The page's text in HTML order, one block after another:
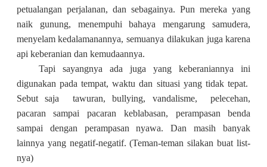
petualangan perjalanan, dan sebagainya. Pun mereka yang
naik gunung, menempuhi bahaya mengarung samudera,
menyelam kedalamanannya, semuanya dilakukan juga karena
api keberanian dan kemudaannya.
Tapi sayangnya ada juga yang keberaniannya ini
digunakan pada tempat, waktu dan situasi yang tidak tepat.
Sebut saja tawuran, bullying, vandalisme, pelecehan,
pacaran sampai pacaran keblabasan, perampasan benda
sampai dengan perampasan nyawa. Dan masih banyak
lainnya yang negatif-negatif. (Teman-teman silakan buat list-
nya)